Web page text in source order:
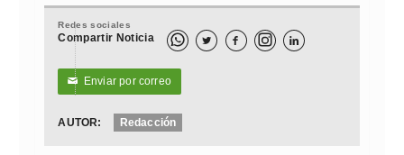
Redes sociales
Compartir Noticia   
✉ Enviar por correo
AUTOR: Redacción